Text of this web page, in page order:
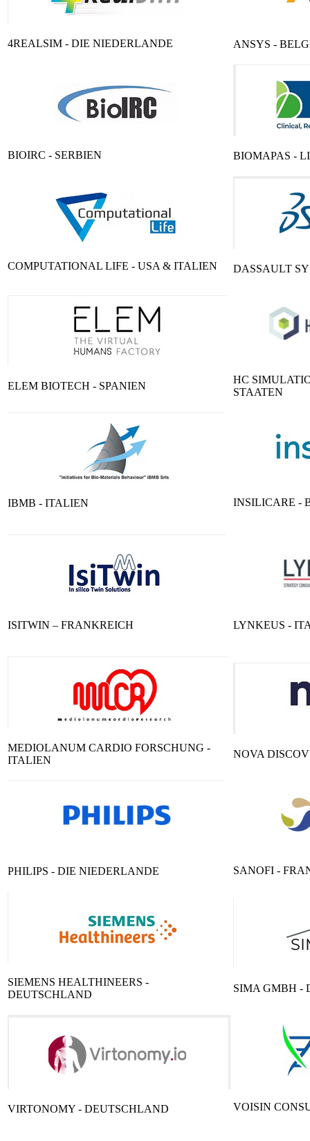
4REALSIM - DIE NIEDERLANDE ANSYS -
BIOIRC - SERBIEN BIOMAPAS -
COMPUTATIONAL LIFE - USA & ITALIEN DASSAULT
ELEM BIOTECH - SPANIEN
HC
STAATEN
IBMB - ITALIEN INSILICARE -
ISITWIN – FRANKREICH LYNKEUS -
MEDIOLANUM CARDIO FORSCHUNG -
ITALIEN
NOVA
PHILIPS - DIE NIEDERLANDE SANOFI -
SIEMENS HEALTHINEERS -
DEUTSCHLAND
SIMA GMBH -
VIRTONOMY - DEUTSCHLAND VOISIN